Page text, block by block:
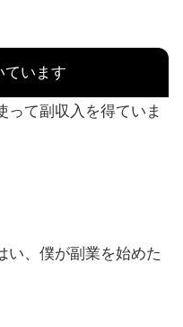
ています
って副収入を得ていま
い、僕が副業を始めた